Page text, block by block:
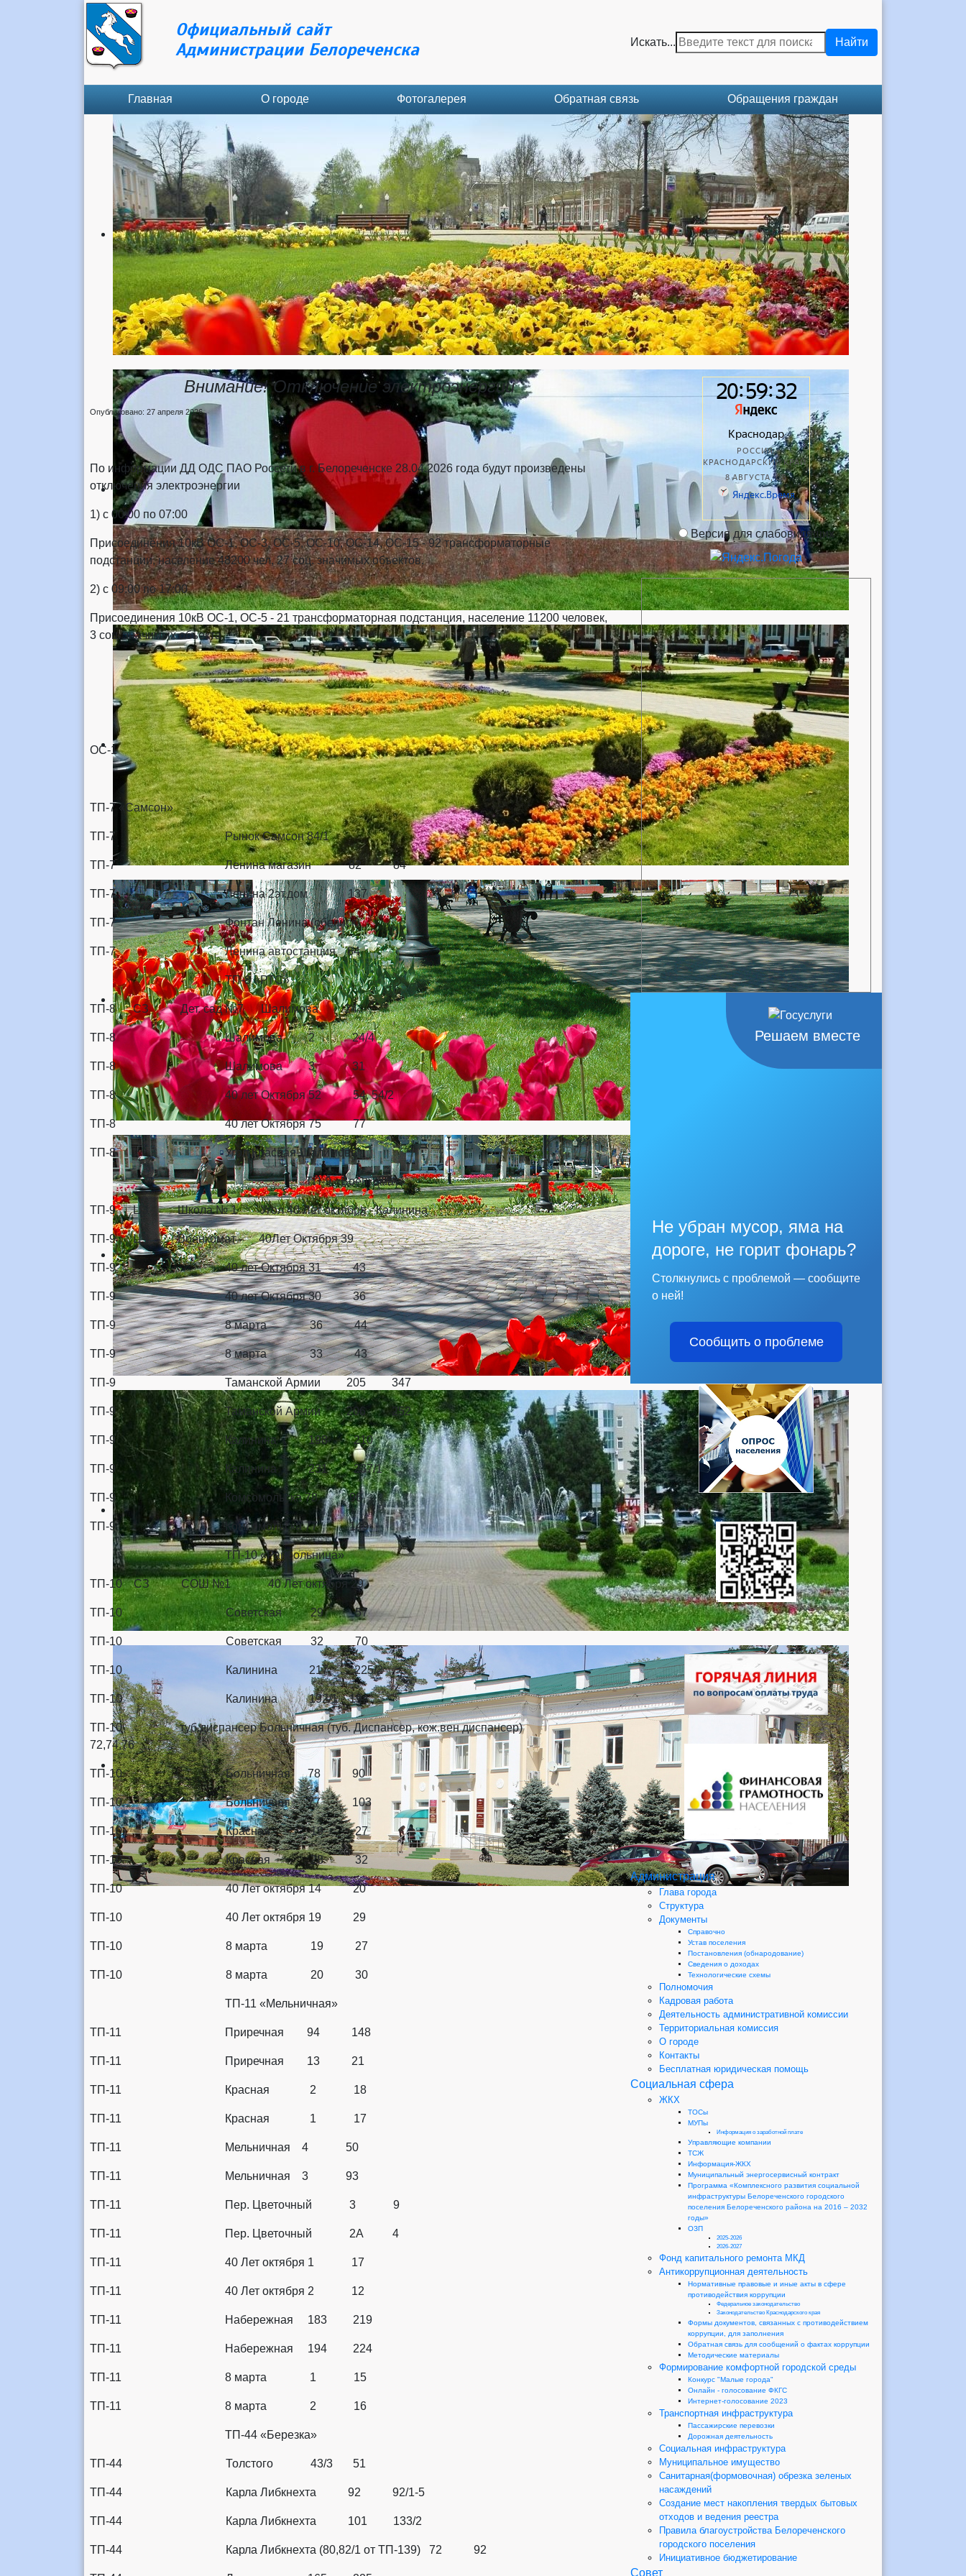
Официальный сайт
Администрации Белореченска
Искать... Найти
Главная О городе Фотогалерея Обратная связь Обращения граждан
Внимание! Отключение электроэнергии
Опубликовано: 27 апреля 2026
По информации ДД ОДС ПАО Россети в г. Белореченске 28.04.2026 года будут произведены
отключения электроэнергии
1) с 00:00 по 07:00
Присоединения 10кВ ОС-1, ОС-3, ОС-5, ОС-10, ОС-14, ОС-15 - 92 трансформаторные
подстанции, население 48200 чел, 27 соц. значимых объектов.
2) с 09:00 по 17:00
Присоединения 10кВ ОС-1, ОС-5 - 21 трансформаторная подстанция, население 11200 человек,
3 соц. значимых объекта
ОС-1
ТП-7 «Самсон»
ТП-7 Рынок Самсон 84/1
ТП-7 Ленина магазин 82 84
ТП-7 Ленина 2эт.дом 137
ТП-7 Фонтан Ленина (обелиск)
ТП-7 Ленина автостанция 84
ТП-8 «РТС»
ТП-8 СЗ Дет. сад №7 Шалимова 24
ТП-8 Шалимова 2 24/4
ТП-8 Шалимова 3 31
ТП-8 40 лет Октября 52 54, 54/2
ТП-8 40 лет Октября 75 77
ТП-8 Угол Красная-Шалимова
ТП-9 «Военкомат»
ТП-9 ЦЗ Школа № 1 Угол 40 Лет октября - Калинина
ТП-9 ЦЗ Военкомат 40Лет Октября 39
ТП-9 40 лет Октября 31 43
ТП-9 40 лет Октября 30 36
ТП-9 8 марта 36 44
ТП-9 8 марта 33 43
ТП-9 Таманской Армии 205 347
ТП-9 Таманской Армии 206 252
ТП-9 Калинина 198 210
ТП-9 Калинина 231 237​/1
ТП-9 Комсомольска 78 96
ТП-9 Комсомольска 77 149
ТП-10 «Райбольница»
ТП-10 СЗ СОШ №1 40 Лет октября 29
ТП-10 Советская 29 57
ТП-10 Советская 32 70
ТП-10 Калинина 217 225/2
ТП-10 Калинина 192/1 194
ТП-10 туб.диспансер Больничная (туб. Диспансер, кож.вен диспансер)
72,74,76
ТП-10 Больничная 78 90
ТП-10 Больничная 77 103
ТП-10 Красная 19 27
ТП-10 Красная 28 32
ТП-10 40 Лет октября 14 20
ТП-10 40 Лет октября 19 29
ТП-10 8 марта 19 27
ТП-10 8 марта 20 30
ТП-11 «Мельничная»
ТП-11 Приречная 94 148
ТП-11 Приречная 13 21
ТП-11 Красная 2 18
ТП-11 Красная 1 17
ТП-11 Мельничная 4 50
ТП-11 Мельничная 3 93
ТП-11 Пер. Цветочный 3 9
ТП-11 Пер. Цветочный 2А 4
ТП-11 40 Лет октября 1 17
ТП-11 40 Лет октября 2 12
ТП-11 Набережная 183 219
ТП-11 Набережная 194 224
ТП-11 8 марта 1 15
ТП-11 8 марта 2 16
ТП-44 «Березка»
ТП-44 Толстого 43/3 51
ТП-44 Карла Либкнехта 92 92/1-5
ТП-44 Карла Либкнехта 101 133/2
ТП-44 Карла Либкнехта (80,82/1 от ТП-139) 72 92
Версия для слабовидящих
Решаем вместе
Не убран мусор, яма на
дороге, не горит фонарь?
Столкнулись с проблемой — сообщите
о ней!
Сообщить о проблеме
Администрация
Глава города
Структура
Документы
Справочно
Устав поселения
Постановления (обнародование)
Сведения о доходах
Технологические схемы
Полномочия
Кадровая работа
Деятельность административной комиссии
Территориальная комиссия
О городе
Контакты
Бесплатная юридическая помощь
Социальная сфера
ЖКХ
ТОСы
МУПы
Информация о заработной плате
Управляющие компании
ТСЖ
Информация-ЖКХ
Муниципальный энергосервисный контракт
Программа «Комплексного развития социальной
инфраструктуры Белореченского городского
поселения Белореченского района на 2016 – 2032
годы»
ОЗП
2025-2026
2026-2027
Фонд капитального ремонта МКД
Антикоррупционная деятельность
Нормативные правовые и иные акты в сфере
противодействия коррупции
Федеральное законодательство
Законодательство Краснодарского края
Формы документов, связанных с противодействием
коррупции, для заполнения
Обратная связь для сообщений о фактах коррупции
Методические материалы
Формирование комфортной городской среды
Конкурс "Малые города"
Онлайн - голосование ФКГС
Интернет-голосование 2023
Транспортная инфраструктура
Пассажирские перевозки
Дорожная деятельность
Социальная инфраструктура
Муниципальное имущество
Санитарная(формовочная) обрезка зеленых
насаждений
Создание мест накопления твердых бытовых
отходов и ведения реестра
Правила благоустройства Белореченского
городского поселения
Инициативное бюджетирование
Совет